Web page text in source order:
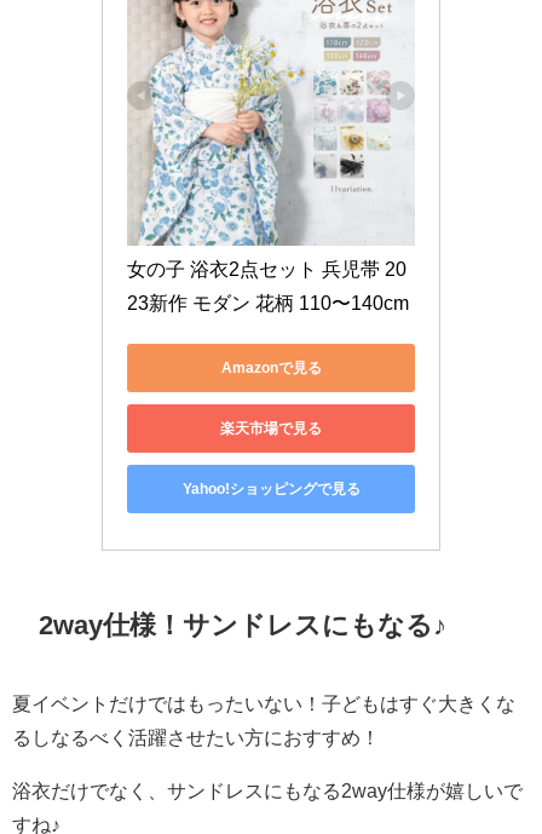
女の子 浴衣2点セット 兵児帯 20
23新作 モダン 花柄 110〜140cm
Amazonで見る
楽天市場で見る
Yahoo!ショッピングで見る
2way仕様！サンドレスにもなる♪
夏イベントだけではもったいない！子どもはすぐ大きくな
るしなるべく活躍させたい方におすすめ！
浴衣だけでなく、サンドレスにもなる2way仕様が嬉しいで
すね♪